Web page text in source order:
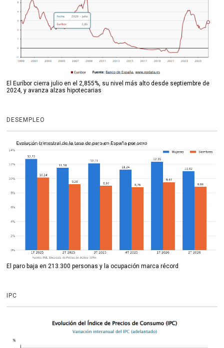
El Euríbor cierra julio en el 2,855%, su nivel más alto desde septiembre de
2024, y avanza alzas hipotecarias
DESEMPLEO
El paro baja en 213.300 personas y la ocupación marca récord
IPC